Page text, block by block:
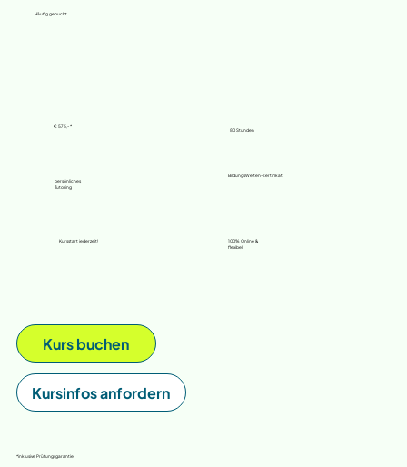
€ 575,- *
persönliches
Tutoring
Kursstart jederzeit!
80 Stunden
BildungsWelten-Zertifikat
100% Online &
flexibel
Kurs buchen
Kursinfos anfordern
*inklusive Prüfungsgarantie
Häufig gebucht